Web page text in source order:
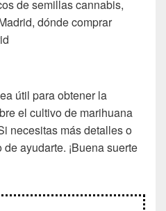
de semillas cannabis,
dónde comprar
útil para obtener la
el cultivo de marihuana
necesitas más detalles o
ayudarte. ¡Buena suerte